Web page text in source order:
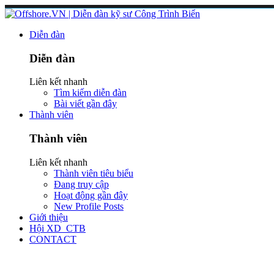
Diễn đàn
Diễn đàn
Liên kết nhanh
Tìm kiếm diễn đàn
Bài viết gần đây
Thành viên
Thành viên
Liên kết nhanh
Thành viên tiêu biểu
Đang truy cập
Hoạt động gần đây
New Profile Posts
Giới thiệu
Hội XD_CTB
CONTACT